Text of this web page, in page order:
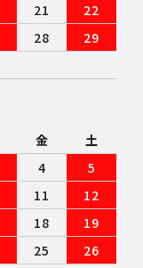
21
22
28
29
金
土
4
5
11
12
18
19
25
26